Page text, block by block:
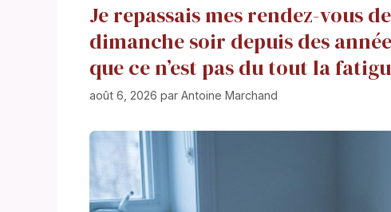
Je repassais mes rendez-vous
dimanche soir depuis des
que ce n’est pas du tout la
août 6, 2026 par Antoine Marchand